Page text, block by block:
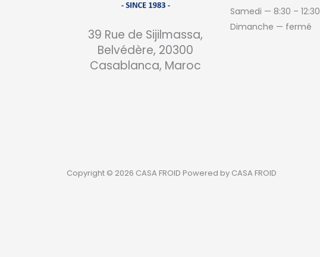
39 Rue de Sijilmassa,
Belvédère, 20300
Casablanca, Maroc
Samedi — 8:30 – 12:30
Dimanche — fermé
Copyright © 2026 CASA FROID Powered by CASA FROID